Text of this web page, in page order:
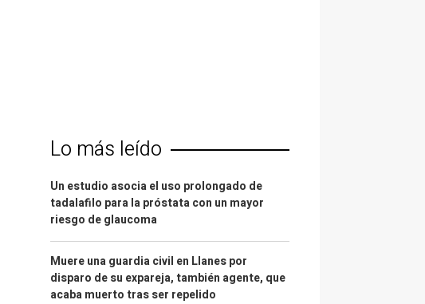
Lo más leído
Un estudio asocia el uso prolongado de
tadalafilo para la próstata con un mayor
riesgo de glaucoma
Muere una guardia civil en Llanes por
disparo de su expareja, también agente, que
acaba muerto tras ser repelido